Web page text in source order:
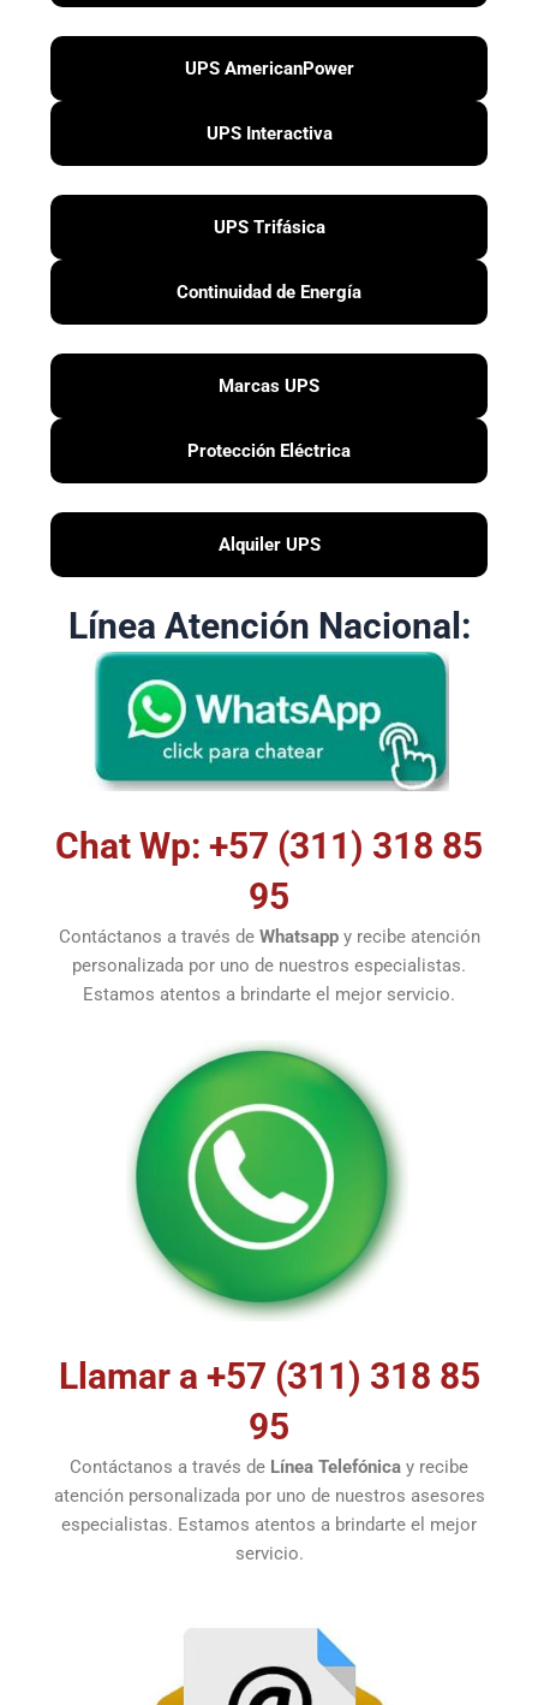
UPS AmericanPower
UPS Interactiva
UPS Trifásica
Continuidad de Energía
Marcas UPS
Protección Eléctrica
Alquiler UPS
Línea Atención Nacional:
Chat Wp: +57 (311) 318 85
95
Contáctanos a través de Whatsappy recibe atención
personalizada por uno de nuestros especialistas.
Estamos atentos a brindarte el mejor servicio.
Llamar a +57 (311) 318 85
95
Contáctanos a través de Línea Telefónica y recibe
atención personalizada por uno de nuestros asesores
especialistas. Estamos atentos a brindarte el mejor
servicio.